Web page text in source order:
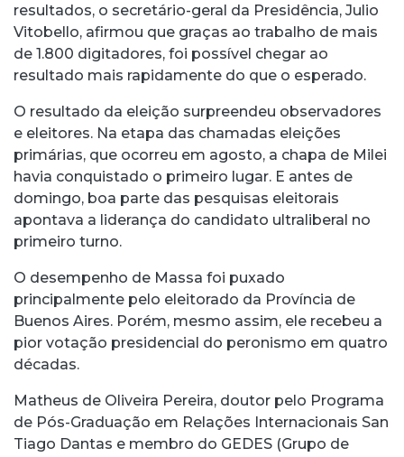
resultados, o secretário-geral da Presidência, Julio
Vitobello, afirmou que graças ao trabalho de mais
de 1.800 digitadores, foi possível chegar ao
resultado mais rapidamente do que o esperado.
O resultado da eleição surpreendeu observadores
e eleitores. Na etapa das chamadas eleições
primárias, que ocorreu em agosto, a chapa de Milei
havia conquistado o primeiro lugar. E antes de
domingo, boa parte das pesquisas eleitorais
apontava a liderança do candidato ultraliberal no
primeiro turno.
O desempenho de Massa foi puxado
principalmente pelo eleitorado da Província de
Buenos Aires. Porém, mesmo assim, ele recebeu a
pior votação presidencial do peronismo em quatro
décadas.
Matheus de Oliveira Pereira, doutor pelo Programa
de Pós-Graduação em Relações Internacionais San
Tiago Dantas e membro do GEDES (Grupo de